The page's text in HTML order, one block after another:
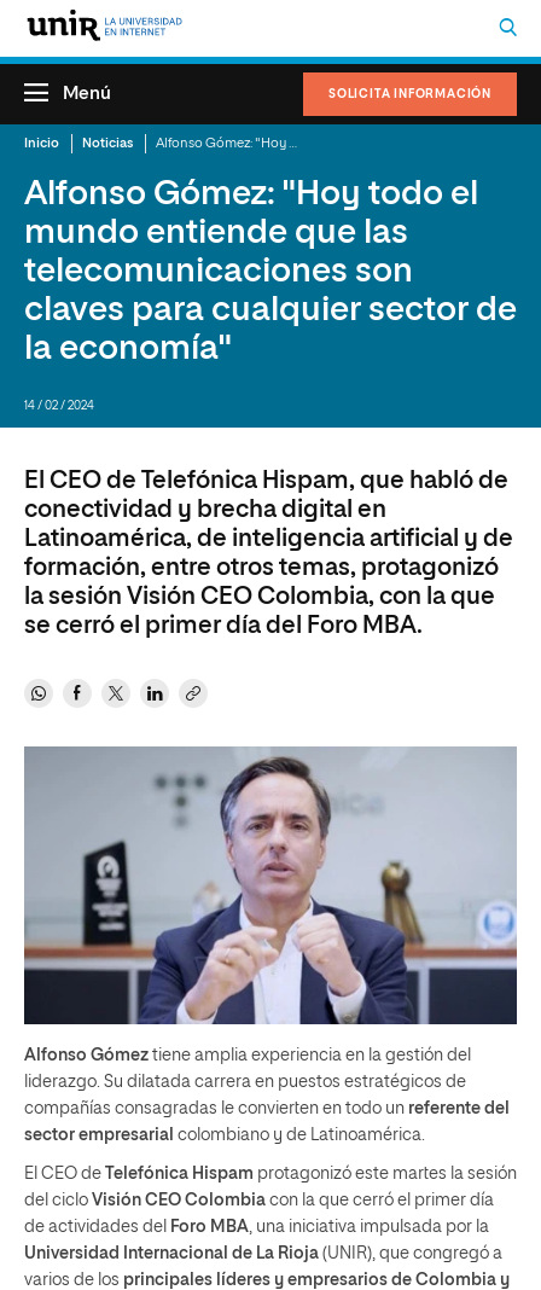
SOLICITA INFORMACIÓN
Menú
Inicio Noticias
Alfonso Gómez: "Hoy todo el
mundo entiende que las
telecomunicaciones son
claves para cualquier sector de
la economía"
14 / 02 / 2024
El CEO de Telefónica Hispam, que habló de
conectividad y brecha digital en
Latinoamérica, de inteligencia artificial y de
formación, entre otros temas, protagonizó
la sesión Visión CEO Colombia, con la que
se cerró el primer día del Foro MBA.
Alfonso Gómez tiene amplia experiencia en la gestión del
liderazgo. Su dilatada carrera en puestos estratégicos de
compañías consagradas le convierten en todo un referente del
sector empresarial colombiano y de Latinoamérica.
El CEO de Telefónica Hispam protagonizó este martes la sesión
del ciclo Visión CEO Colombia con la que cerró el primer día
de actividades del Foro MBA , una iniciativa impulsada por la
Universidad Internacional de La Rioja (UNIR), que congregó a
varios de los principales líderes y empresarios de Colombia y